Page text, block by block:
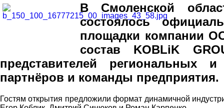
В Смоленской
состоялось
площадки компании
состав KOBLiK
представителей
партнёров и команды предприятия.
Гостям открытия предложили формат динамичной